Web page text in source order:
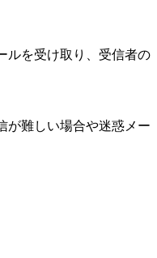
ルを受け取り、受信者の
が難しい場合や迷惑メー